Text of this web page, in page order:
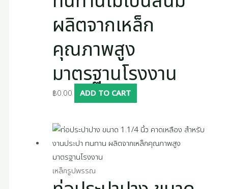
ผลิตจากเหล็ก
คุณภาพสูง
มาตรฐานโรงงาน
฿0.00 ADD TO CART
เหล็กรูปพรรณ